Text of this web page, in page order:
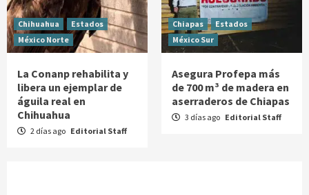
Chihuahua
Estados
México Norte
La Conanp rehabilita y
libera un ejemplar de
águila real en
Chihuahua
2 días ago Editorial Staff
Chiapas
Estados
México Sur
Asegura Profepa más
de 700 m³ de madera en
aserraderos de Chiapas
3 días ago Editorial Staff